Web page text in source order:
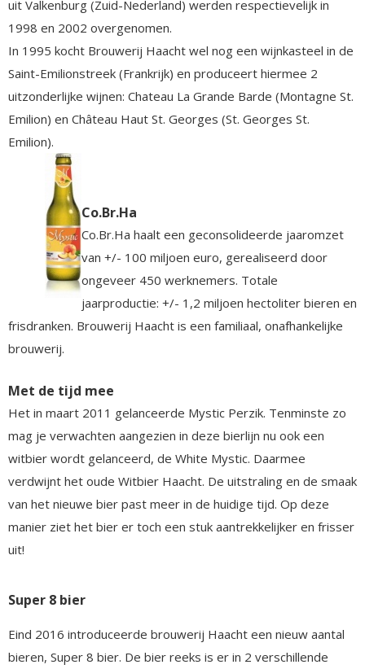
uit Valkenburg (Zuid-Nederland) werden respectievelijk in
1998 en 2002 overgenomen.
In 1995 kocht Brouwerij Haacht wel nog een wijnkasteel in de
Saint-Emilionstreek (Frankrijk) en produceert hiermee 2
uitzonderlijke wijnen: Chateau La Grande Barde (Montagne St.
Emilion) en Château Haut St. Georges (St. Georges St.
Emilion).
Co.Br.Ha
Co.Br.Ha haalt een geconsolideerde jaaromzet
van +/- 100 miljoen euro, gerealiseerd door
ongeveer 450 werknemers. Totale
jaarproductie: +/- 1,2 miljoen hectoliter bieren en
frisdranken. Brouwerij Haacht is een familiaal, onafhankelijke
brouwerij.
Met de tijd mee
Het in maart 2011 gelanceerde Mystic Perzik. Tenminste zo
mag je verwachten aangezien in deze bierlijn nu ook een
witbier wordt gelanceerd, de White Mystic. Daarmee
verdwijnt het oude Witbier Haacht. De uitstraling en de smaak
van het nieuwe bier past meer in de huidige tijd. Op deze
manier ziet het bier er toch een stuk aantrekkelijker en frisser
uit!
Super 8 bier
Eind 2016 introduceerde brouwerij Haacht een nieuw aantal
bieren, Super 8 bier. De bier reeks is er in 2 verschillende